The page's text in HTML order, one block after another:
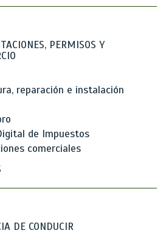
PERMISOS Y
reparación e instalación
de Impuestos
comerciales
DE CONDUCIR